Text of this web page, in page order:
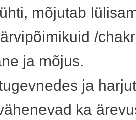
mõjutab
/
ja mõjus.
ja
ka